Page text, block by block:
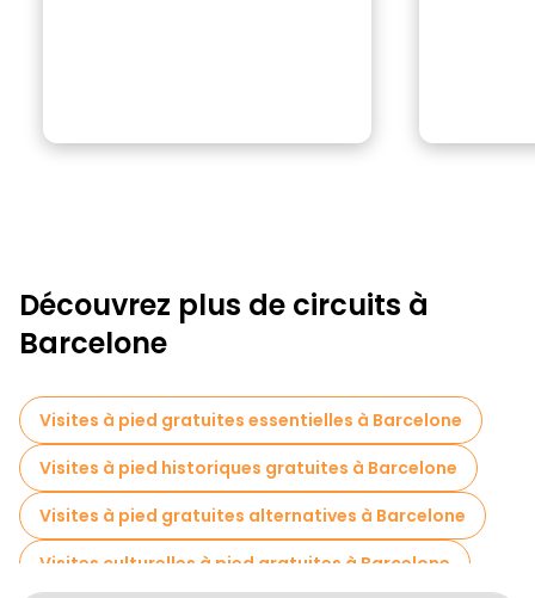
Découvrez plus de circuits à
Barcelone
Visites à pied gratuites essentielles à Barcelone
Visites à pied historiques gratuites à Barcelone
Visites à pied gratuites alternatives à Barcelone
Visites culturelles à pied gratuites à Barcelone